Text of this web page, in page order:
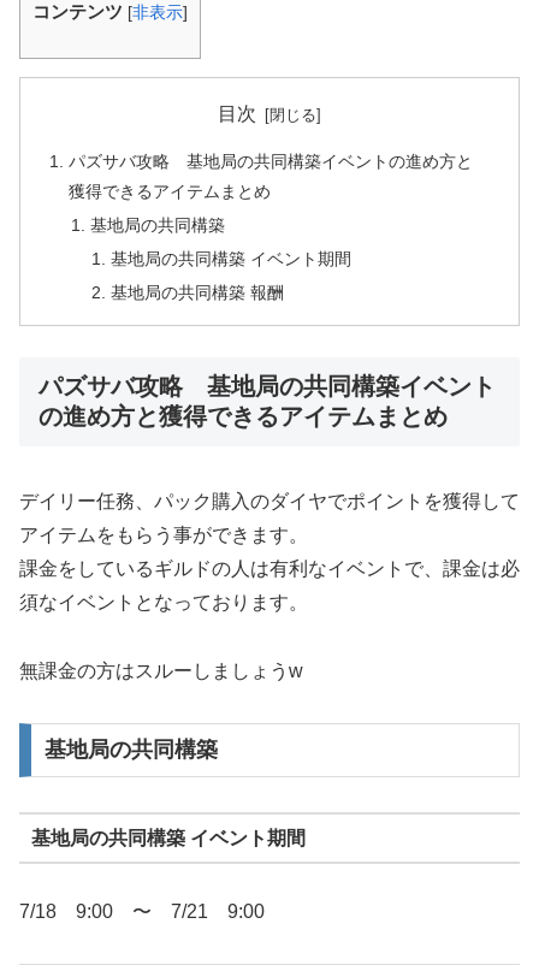
コンテンツ [非表示]
目次
パズサバ攻略 基地局の共同構築イベントの進め方と
獲得できるアイテムまとめ
基地局の共同構築
基地局の共同構築 イベント期間
基地局の共同構築 報酬
パズサバ攻略 基地局の共同構築イベント
の進め方と獲得できるアイテムまとめ
デイリー任務、パック購入のダイヤでポイントを獲得して
アイテムをもらう事ができます。
課金をしているギルドの人は有利なイベントで、課金は必
須なイベントとなっております。
無課金の方はスルーしましょうw
基地局の共同構築
基地局の共同構築 イベント期間
7/18 9:00 〜 7/21 9:00